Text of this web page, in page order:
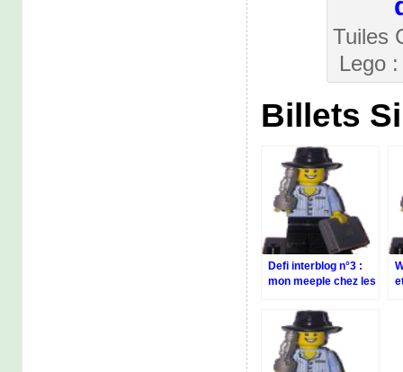
Tuiles
Lego
Billets
Defi interblog n°3 :
mon meeple chez les